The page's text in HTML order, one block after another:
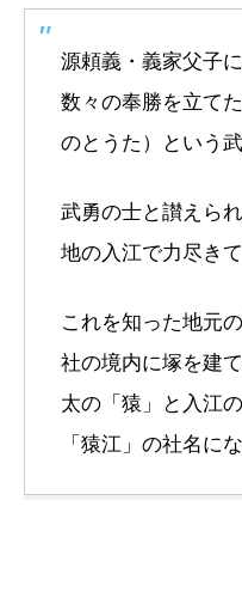
源頼義・義家父子
数々の奉勝を立て
のとうた）という武
武勇の士と讃えら
地の入江で力尽きて
これを知った地元
社の境内に塚を建
太の「猿」と入江
「猿江」の社名に